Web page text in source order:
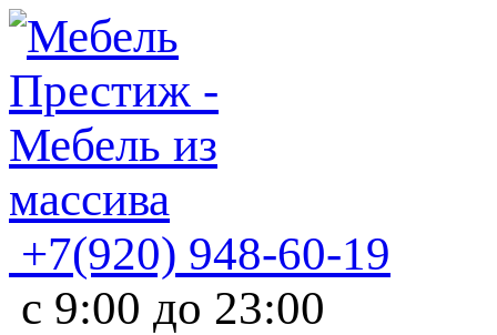
+7(920) 948-60-19
с 9:00 до 23:00